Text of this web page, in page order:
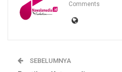
Comments
SEBELUMNYA